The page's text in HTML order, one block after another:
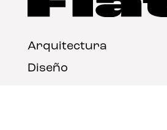
Arquitectura
Diseño